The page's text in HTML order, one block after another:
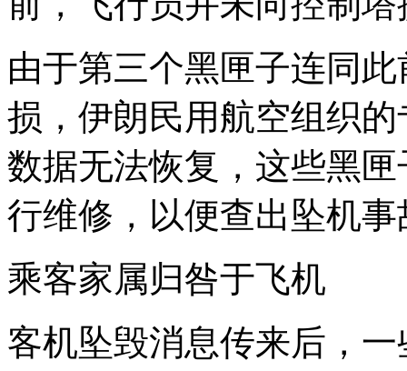
由于第三个黑匣子连同
损，伊朗民用航空组织
数据无法恢复，这些黑
行维修，以便查出坠机
乘客家属归咎于飞机
客机坠毁消息传来后，